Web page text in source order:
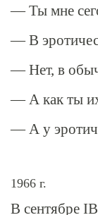
— Ты мне
— В
— Нет, в
— А как ты
— А у
1966 г.
В сентябре